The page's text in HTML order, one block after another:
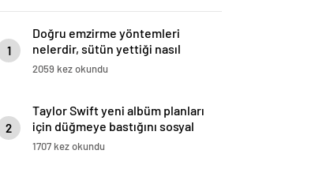
1
Doğru emzirme yöntemleri
nelerdir, sütün yettiği nasıl
anlaşılır?
2059 kez okundu
2
Taylor Swift yeni albüm planları
için düğmeye bastığını sosyal
medyadan duyurdu!
1707 kez okundu